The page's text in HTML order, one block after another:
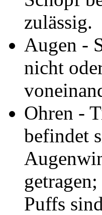
zulässig.
Augen -
nicht
Ohren -
befindet
Puffs